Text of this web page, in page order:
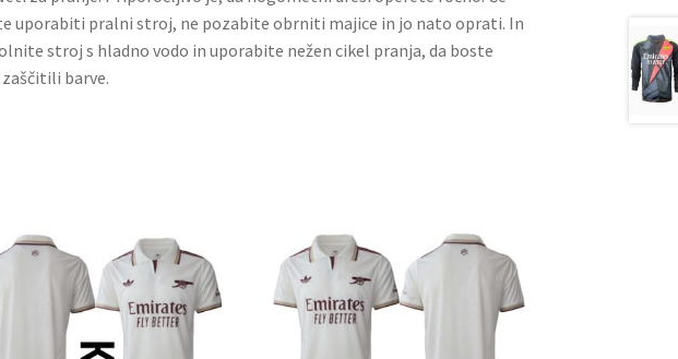
uporabiti pralni stroj, ne pozabite obrniti majice in jo nato oprati. In
stroj s hladno vodo in uporabite nežen cikel pranja, da boste
barve.